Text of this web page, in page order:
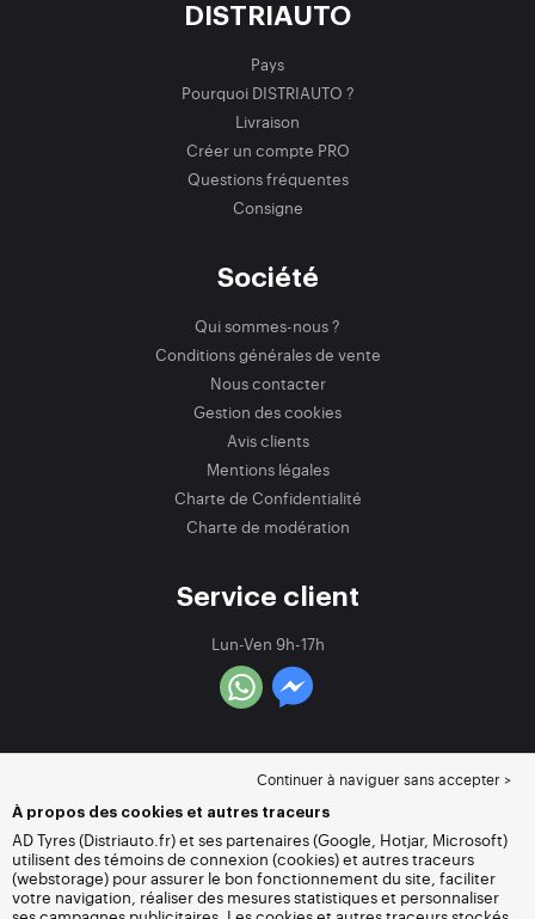
DISTRIAUTO
Pays
Pourquoi DISTRIAUTO ?
Livraison
Créer un compte PRO
Questions fréquentes
Consigne
Société
Qui sommes-nous ?
Conditions générales de vente
Nous contacter
Gestion des cookies
Avis clients
Mentions légales
Charte de Confidentialité
Charte de modération
Service client
Lun-Ven 9h-17h
Continuer à naviguer sans accepter >
À propos des cookies et autres traceurs
AD Tyres (Distriauto.fr) et ses partenaires (Google, Hotjar, Microsoft)
utilisent des témoins de connexion (cookies) et autres traceurs
(webstorage) pour assurer le bon fonctionnement du site, faciliter
votre navigation, réaliser des mesures statistiques et personnaliser